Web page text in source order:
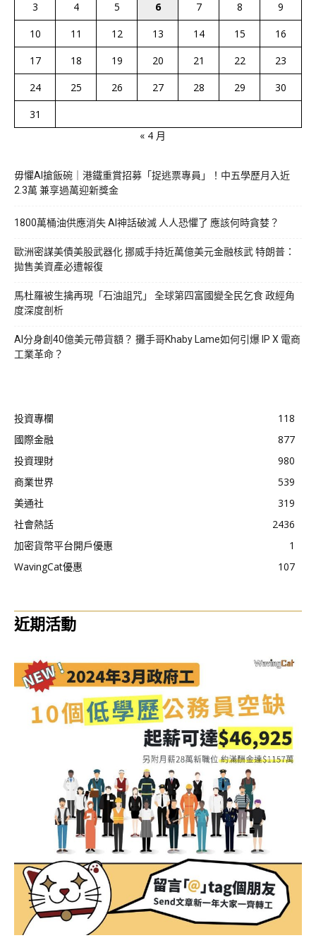
3
4 5 6 7 8
9
10
11 12 13 14 15
16
17
18 19 20 21 22
23
24
25 26 27 28 29
30
31
« 4 月
毋懼AI搶飯碗｜港鐵重賞招募「捉逃票專員」！中五學歷月入近
2.3萬 兼享過萬迎新獎金
1800萬桶油供應消失 AI神話破滅 人人恐懼了 應該何時貪婪？
歐洲密謀美債美股武器化 挪威手持近萬億美元金融核武 特朗普：
拋售美資產必遭報復
馬杜羅被生擒再現「石油詛咒」 全球第四富國變全民乞食 政經角
度深度剖析
AI分身創40億美元帶貨額？ 攤手哥Khaby Lame如何引爆 IP X 電商
工業革命？
投資專欄
118
國際金融
877
投資理財
980
商業世界
539
美通社
319
社會熱話
2436
加密貨幣平台開戶優惠
1
WavingCat優惠
107
近期活動